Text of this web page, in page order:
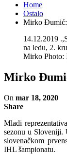
Home
Ostalo
Mirko Đumić:
14.12.2019
na ledu, 2.
Mirko Photo:
Mirko
On mar 18, 2020
Share
Mladi
sezonu u Sloveniji.
slovenačkom
IHL šampionatu.